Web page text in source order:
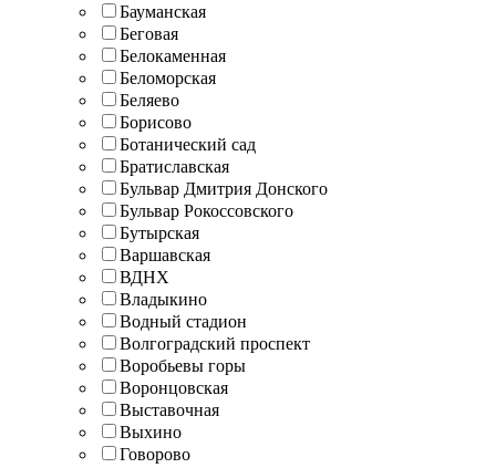
Бауманская
Беговая
Белокаменная
Беломорская
Беляево
Борисово
Ботанический сад
Братиславская
Бульвар Дмитрия Донского
Бульвар Рокоссовского
Бутырская
Варшавская
ВДНХ
Владыкино
Водный стадион
Волгоградский проспект
Воробьевы горы
Воронцовская
Выставочная
Выхино
Говорово